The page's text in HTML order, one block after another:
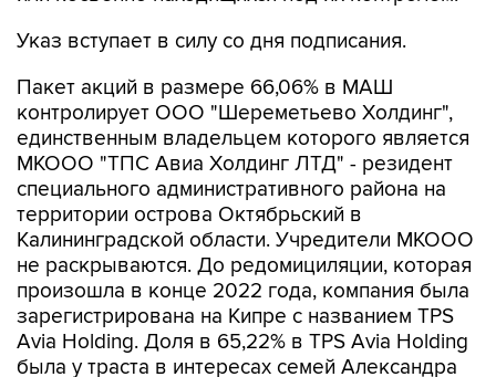
Указ вступает в силу со дня подписания.
Пакет акций в размере 66,06% в МАШ
контролирует ООО "Шереметьево Холдинг",
единственным владельцем которого является
МКООО "ТПС Авиа Холдинг ЛТД" - резидент
специального административного района на
территории острова Октябрьский в
Калининградской области. Учредители МКООО
не раскрываются. До редомициляции, которая
произошла в конце 2022 года, компания была
зарегистрирована на Кипре с названием TPS
Avia Holding. Доля в 65,22% в TPS Avia Holding
была у траста в интересах семей Александра